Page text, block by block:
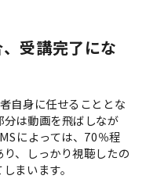
受講完了にな
自身に任せることとな
は動画を飛ばしなが
によっては、70％程
、しっかり視聴したの
まいます。